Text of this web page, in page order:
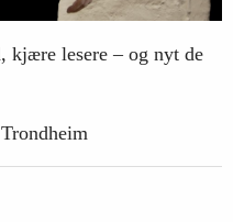
kjære lesere – og nyt de